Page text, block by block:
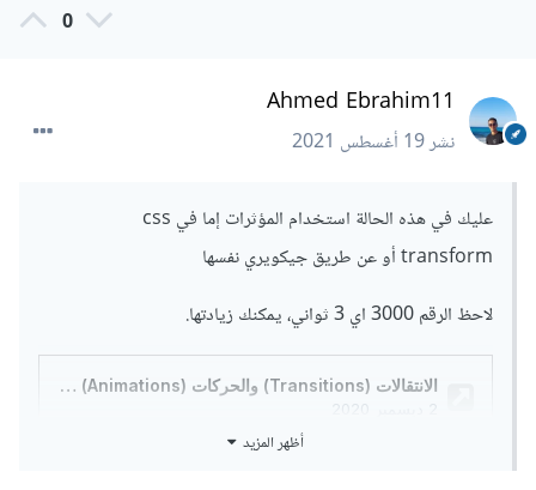
0
Ahmed Ebrahim11
نشر19 أغسطس 2021
عليك في هذه الحالة استخدام المؤثرات إما في css
transform أو عن طريق جيكويري نفسها
لاحظ الرقم 3000 اي 3 ثواني، يمكنك زيادتها.
أظهر المزيد